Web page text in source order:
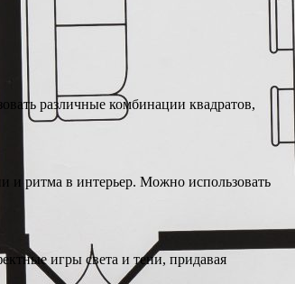
различные комбинации квадратов,
и ритма в интерьер. Можно использовать
игры света и тени, придавая